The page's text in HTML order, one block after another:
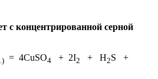
с концентрированной серной
= 4CuSO4 + 2I2 + H2S +